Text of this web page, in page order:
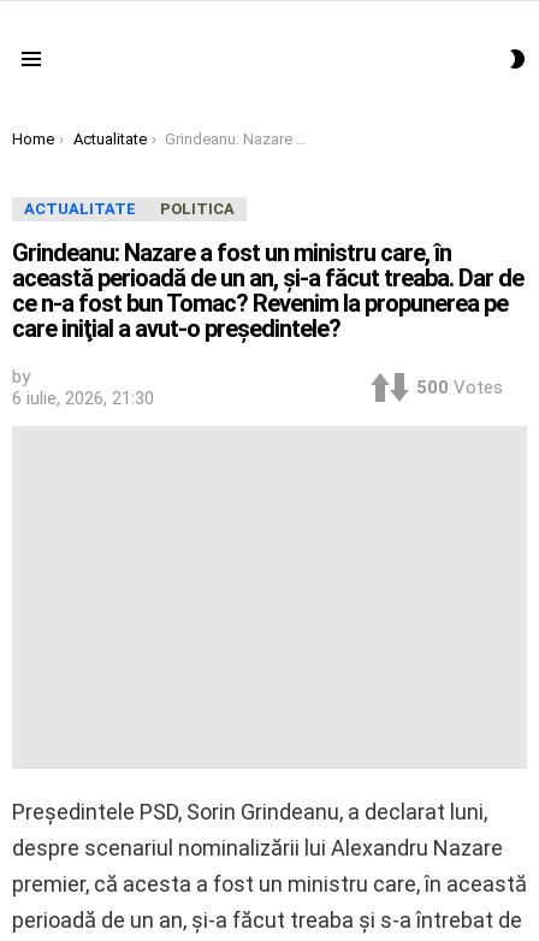
You are here:
Home Actualitate Grindeanu: Nazare a fost un ministru care, în această perioadă de un an, şi-a făcut treaba. Dar de ce n-a fost bun Tomac? Revenim la propunerea pe care iniţial a avut-o preşedintele?
ACTUALITATE POLITICA
Grindeanu: Nazare a fost un ministru care, în
această perioadă de un an, şi-a făcut treaba. Dar de
ce n-a fost bun Tomac? Revenim la propunerea pe
care iniţial a avut-o preşedintele?
by
6 iulie, 2026, 21:30
500 Votes
Preşedintele PSD, Sorin Grindeanu, a declarat luni,
despre scenariul nominalizării lui Alexandru Nazare
premier, că acesta a fost un ministru care, în această
perioadă de un an, şi-a făcut treaba şi s-a întrebat de